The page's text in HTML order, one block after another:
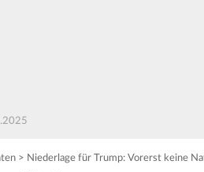
> Niederlage für Trump: Vorerst keine